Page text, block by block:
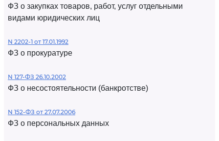
ФЗ о закупках товаров, работ, услуг отдельными
видами юридических лиц
N 2202-1 от 17.01.1992
ФЗ о прокуратуре
N 127-ФЗ 26.10.2002
ФЗ о несостоятельности (банкротстве)
N 152-ФЗ от 27.07.2006
ФЗ о персональных данных